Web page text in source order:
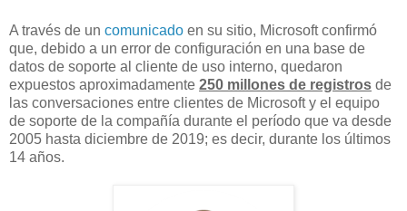
A través de un comunicado en su sitio, Microsoft confirmó
que, debido a un error de configuración en una base de
datos de soporte al cliente de uso interno, quedaron
expuestos aproximadamente 250 millones de registros de
las conversaciones entre clientes de Microsoft y el equipo
de soporte de la compañía durante el período que va desde
2005 hasta diciembre de 2019; es decir, durante los últimos
14 años.